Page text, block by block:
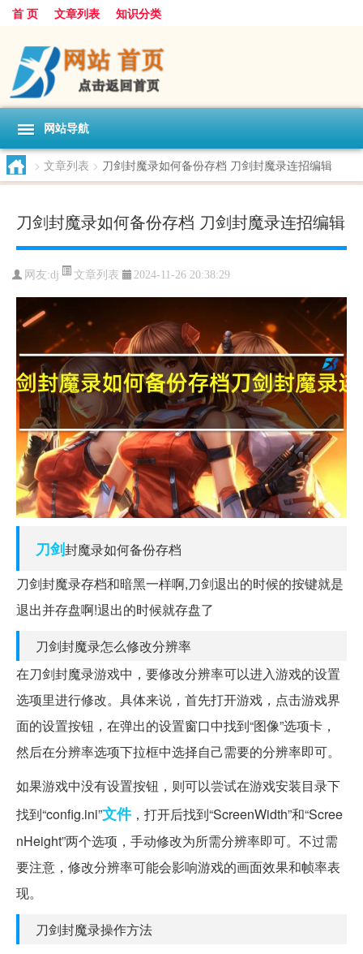
首 页 文章列表 知识分类
网站导航
> 文章列表 > 刀剑封魔录如何备份存档 刀剑封魔录连招编辑
刀剑封魔录如何备份存档 刀剑封魔录连招编辑
网友:dj 文章列表 2024-11-26 20:38:29
刀剑封魔录如何备份存档
刀剑封魔录存档和暗黑一样啊,刀剑退出的时候的按键就是
退出并存盘啊!退出的时候就存盘了
刀剑封魔录怎么修改分辨率
在刀剑封魔录游戏中，要修改分辨率可以进入游戏的设置
选项里进行修改。具体来说，首先打开游戏，点击游戏界
面的设置按钮，在弹出的设置窗口中找到“图像”选项卡，
然后在分辨率选项下拉框中选择自己需要的分辨率即可。
如果游戏中没有设置按钮，则可以尝试在游戏安装目录下
找到“config.ini”文件，打开后找到“ScreenWidth”和“Scree
nHeight”两个选项，手动修改为所需分辨率即可。不过需
要注意，修改分辨率可能会影响游戏的画面效果和帧率表
现。
刀剑封魔录操作方法